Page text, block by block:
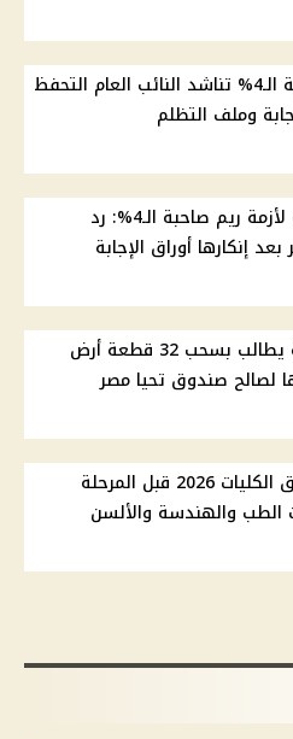
أسرة ريم طالبة الـ4% تناشد النائب العام التحفظ
وملف التظلم
القصة الكاملة لأزمة ريم صاحبة الـ4%: رد
إنكارها أوراق الإجابة
توفيق عكاشة يطالب بسحب 32 قطعة أرض
لصالح صندوق تحيا مصر
مؤشرات تنسيق الكليات 2026 قبل المرحلة
الطب والهندسة والألسن